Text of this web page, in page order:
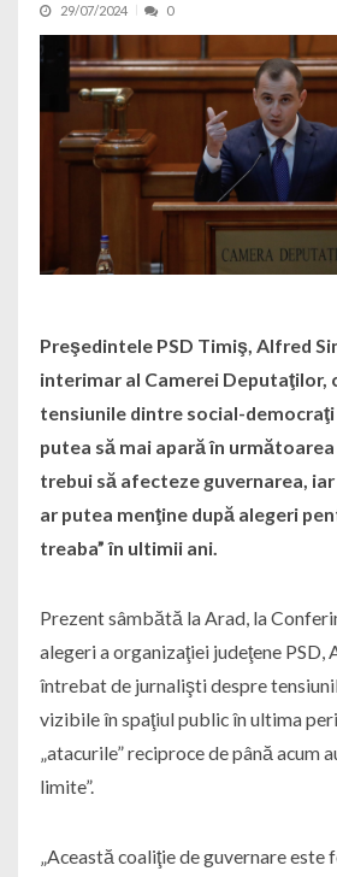
29/07/2024 0
Preşedintele PSD Timiş, Alfred
interimar al Camerei Deputaţilor,
tensiunile dintre social-democraţi
putea să mai apară în
trebui să afecteze guvernarea,
ar putea menţine după alegeri
treaba” în ultimii ani.
Prezent sâmbătă la Arad, la
alegeri a organizaţiei judeţene PSD,
întrebat de jurnalişti despre
vizibile în spaţiul public în ultima
„atacurile” reciproce de până acum
limite”.
„Această coaliţie de guvernare este